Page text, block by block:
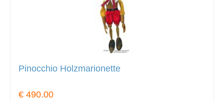
Pinocchio Holzmarionette
€ 490.00